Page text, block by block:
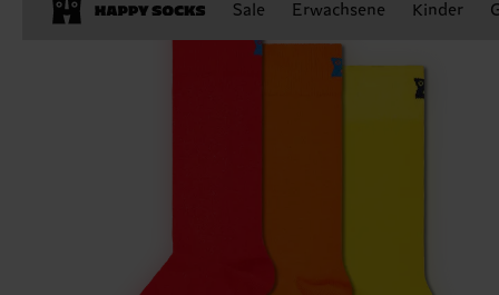
Sale Erwachsene Kinder